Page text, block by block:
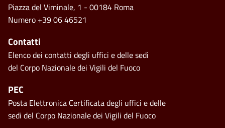
Piazza del Viminale, 1 - 00184 Roma
Numero +39 06 46521
Contatti
Elenco dei contatti degli uffici e delle sedi
del Corpo Nazionale dei Vigili del Fuoco
PEC
Posta Elettronica Certificata degli uffici e delle
sedi del Corpo Nazionale dei Vigili del Fuoco